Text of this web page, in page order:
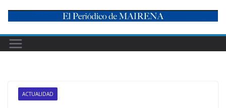
content
ACTUALIDAD